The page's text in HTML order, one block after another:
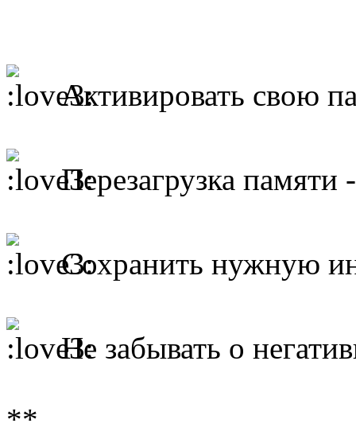
Активировать свою
Перезагрузка памяти
Сохранить нужную
Не забывать о
**